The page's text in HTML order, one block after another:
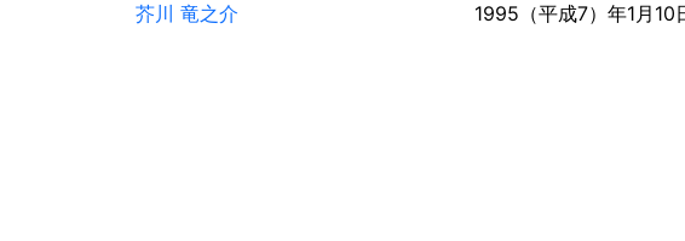
芥川 竜之介 1995（平成7）年1月10